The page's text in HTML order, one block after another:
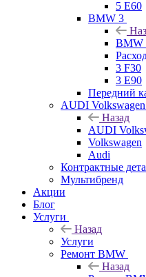
5 E60
BMW 3
BMW
3 F30
3 E90
Передний
AUDI Volkswagen
Назад
AUDI
Volkswagen
Audi
Контрактные
Мультибренд
Акции
Блог
Услуги
Назад
Услуги
Ремонт BMW
Назад